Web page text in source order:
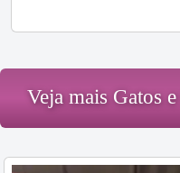
Veja mais Gatos